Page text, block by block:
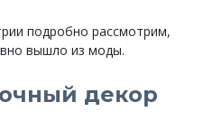
подробно рассмотрим,
вышло из моды.
декор